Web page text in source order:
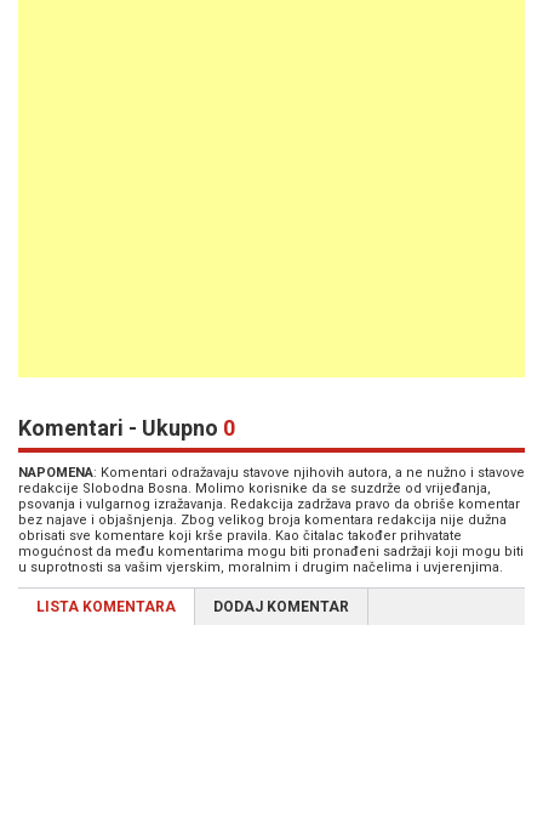
Komentari - Ukupno 0
NAPOMENA: Komentari odražavaju stavove njihovih autora, a ne nužno i stavove
redakcije Slobodna Bosna. Molimo korisnike da se suzdrže od vrijeđanja,
psovanja i vulgarnog izražavanja. Redakcija zadržava pravo da obriše komentar
bez najave i objašnjenja. Zbog velikog broja komentara redakcija nije dužna
obrisati sve komentare koji krše pravila. Kao čitalac također prihvatate
mogućnost da među komentarima mogu biti pronađeni sadržaji koji mogu biti
u suprotnosti sa vašim vjerskim, moralnim i drugim načelima i uvjerenjima.
LISTA KOMENTARA DODAJ KOMENTAR